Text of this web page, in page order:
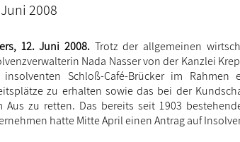
2008
12. Juni 2008. Trotz der allgemeinen
Nada Nasser von der Kanzlei
insolventen Schloß-Café-Brücker im
zu erhalten sowie das bei der
Aus zu retten. Das bereits seit 1903
hatte Mitte April einen Antrag auf